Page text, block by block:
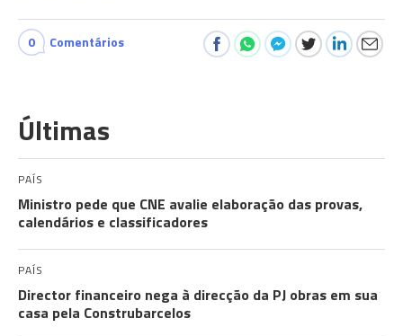
0 Comentários
Últimas
PAÍS
Ministro pede que CNE avalie elaboração das provas,
calendários e classificadores
PAÍS
Director financeiro nega à direcção da PJ obras em sua
casa pela Construbarcelos